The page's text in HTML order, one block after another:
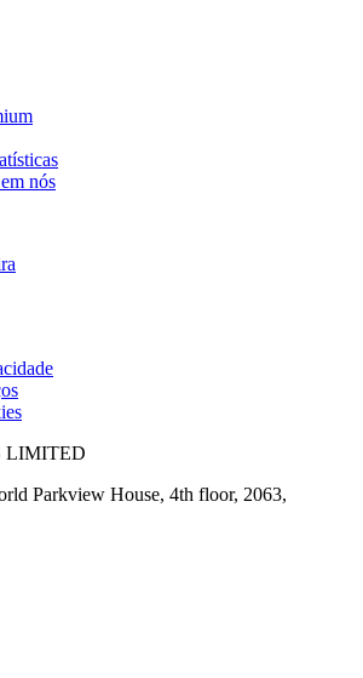
nós
LIMITED
Parkview House, 4th floor, 2063,